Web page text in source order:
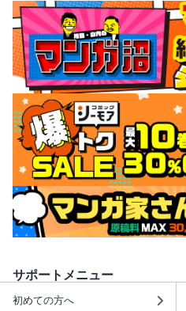
サポートメニュー
初めての方へ